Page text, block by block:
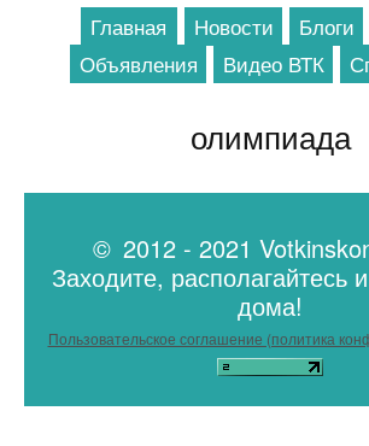
Главная Новости Блоги
Объявления
Видео ВТК
олимпиада
© 2012 - 2021
Заходите, располагайтесь
дома!
Пользовательское соглашение (политика